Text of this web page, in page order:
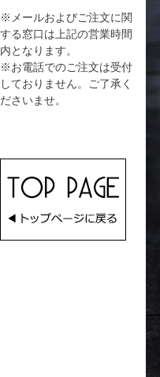
※メールおよびご注文に関
する窓口は上記の営業時間
内となります。
※お電話でのご注文は受付
しておりません。ご了承く
ださいませ。